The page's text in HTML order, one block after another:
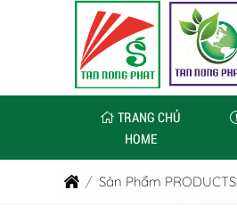
TRANG CHỦ
HOME
Sản Phẩm PRODUCTS